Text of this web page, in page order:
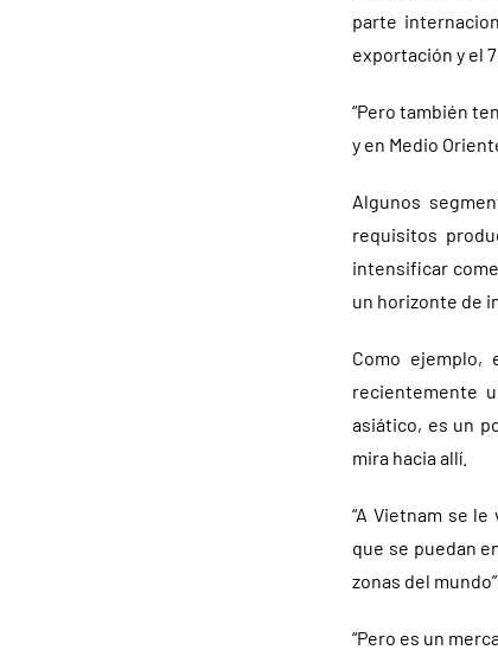
parte
exportación y el
“Pero también
y en Medio
Algunos
requisitos
intensificar
un horizonte de
Como ejemplo,
recientemente
asiático, es un
mira hacia allí.
“A Vietnam se
que se puedan
zonas del
“Pero es un